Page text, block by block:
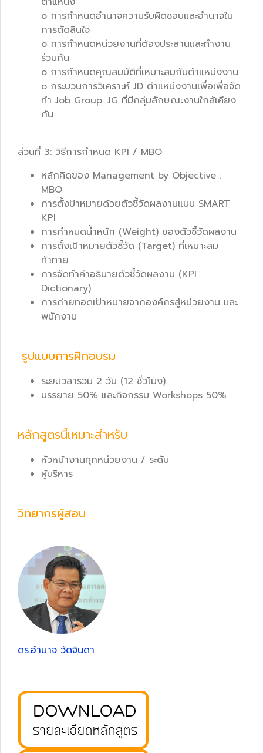
o การกำหนดอำนาจความรับผิดชอบและอำนาจใน
การตัดสินใจ
o การกำหนดหน่วยงานที่ต้องประสานและทำงาน
ร่วมกัน
o การกำหนดคุณสมบัติที่เหมาะสมกับตำแหน่งงาน
o กระบวนการวิเคราะห์ JD ตำแหน่งงานเพื่อเพื่อจัด
ทำ Job Group: JG ที่มีกลุ่มลักษณะงานใกล้เคียง
กัน
ส่วนที่ 3: วิธีการกำหนด KPI / MBO
หลักคิดของ Management by Objective :
MBO
การตั้งป้าหมายด้วยตัวชี้วัดผลงานแบบ SMART
KPI
การกำหนดน้ำหนัก (Weight) ของตัวชี้วัดผลงาน
การตั้งเป้าหมายตัวชี้วัด (Target) ที่เหมาะสม
ท้าทาย
การจัดทำคำอธิบายตัวชี้วัดผลงาน (KPI
Dictionary)
การถ่ายทอดเป้าหมายจากองค์กรสู่หน่วยงาน และ
พนักงาน
รูปแบบการฝึกอบรม
ระยะเวลารวม 2 วัน (12 ชั่วโมง)
บรรยาย 50% และกิจกรรม Workshops 50%
หลักสูตรนี้เหมาะสำหรับ
หัวหน้างานทุกหน่วยงาน / ระดับ
ผู้บริหาร
วิทยากรผู้สอน
ดร.อำนาจ วัดจินดา